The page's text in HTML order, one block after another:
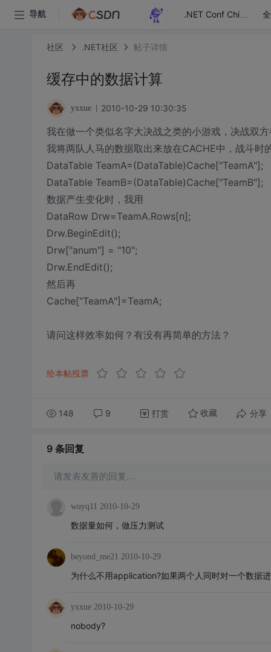
导航 .NET Conf China
社区 .NET社区 帖子详情
缓存中的数据计算
yxxue 2010-10-29 10:30:35
我在做一个类似名字大决战之类的小游戏，决战双方
我将两队人马的数据取出来放在CACHE中，战斗时
DataTable TeamA=(DataTable)Cache["TeamA"];
DataTable TeamB=(DataTable)Cache["TeamB"];
数据产生变化时，我用
DataRow Drw=TeamA.Rows[n];
Drw.BeginEdit();
Drw["anum"] = "10";
Drw.EndEdit();
然后再
Cache["TeamA"]=TeamA;
请问这样效率如何？有没有再简单的方法？
给本帖投票
148 9 打赏 收藏 分享
9 条回复
请发表友善的回复…
wuyq11 2010-10-29
数据量如何，做压力测试
beyond_me21 2010-10-29
为什么不用application?如果两个人同时对一个数据
yxxue 2010-10-29
nobody?